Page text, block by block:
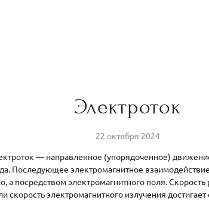
Электроток
22 октября 2024
— направленное (упорядоченное)
Последующее электромагнитное
а посредством электромагнитного поля.
скорость электромагнитного излучения